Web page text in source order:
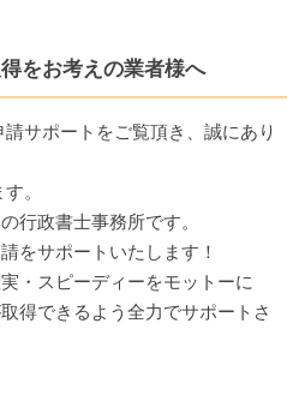
をお考えの業者様へ
サポートをご覧頂き、誠にあり
。
行政書士事務所です。
をサポートいたします！
・スピーディーをモットーに
得できるよう全力でサポートさ